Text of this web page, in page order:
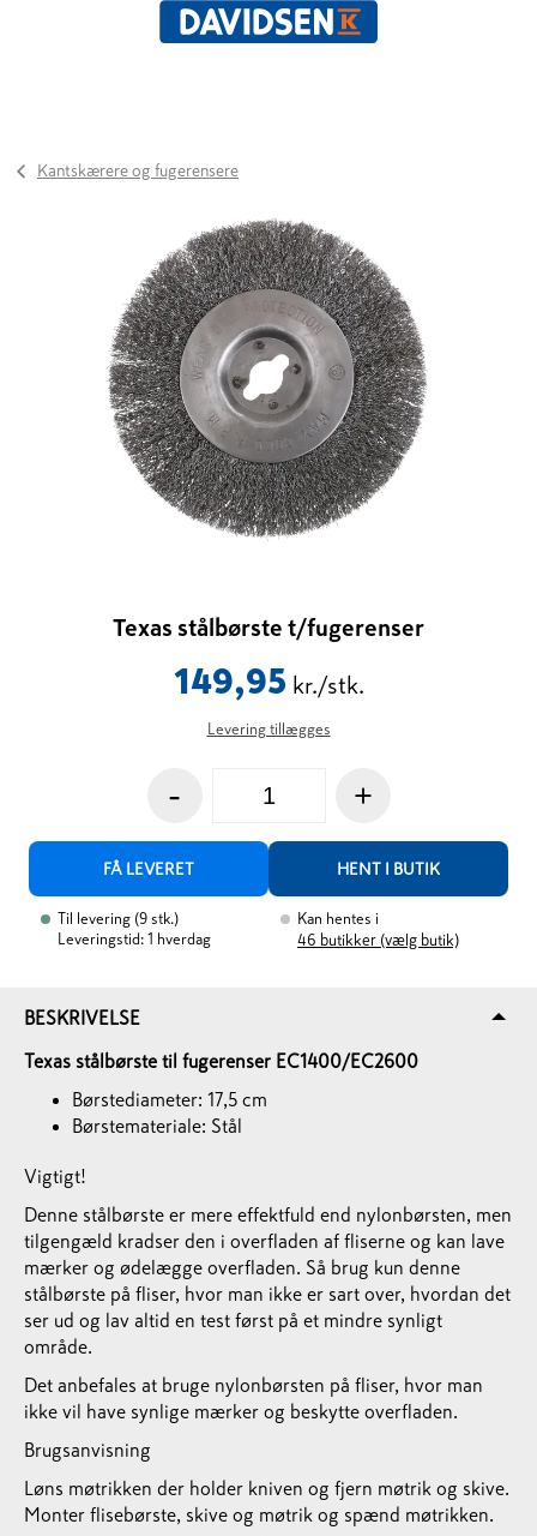
Kantskærere og fugerensere
Texas stålbørste t/fugerenser
149,95 kr./stk.
Levering tillægges
- +
FÅ LEVERET HENT I BUTIK
Til levering (9 stk.)
Leveringstid: 1 hverdag
Kan hentes i
46 butikker (vælg butik)
BESKRIVELSE
Texas stålbørste til fugerenser EC1400/EC2600
Børstediameter: 17,5 cm
Børstemateriale: Stål
Vigtigt!
Denne stålbørste er mere effektfuld end nylonbørsten, men
tilgengæld kradser den i overfladen af fliserne og kan lave
mærker og ødelægge overfladen. Så brug kun denne
stålbørste på fliser, hvor man ikke er sart over, hvordan det
ser ud og lav altid en test først på et mindre synligt
område.
Det anbefales at bruge nylonbørsten på fliser, hvor man
ikke vil have synlige mærker og beskytte overfladen.
Brugsanvisning
Løns møtrikken der holder kniven og fjern møtrik og skive.
Monter flisebørste, skive og møtrik og spænd møtrikken.